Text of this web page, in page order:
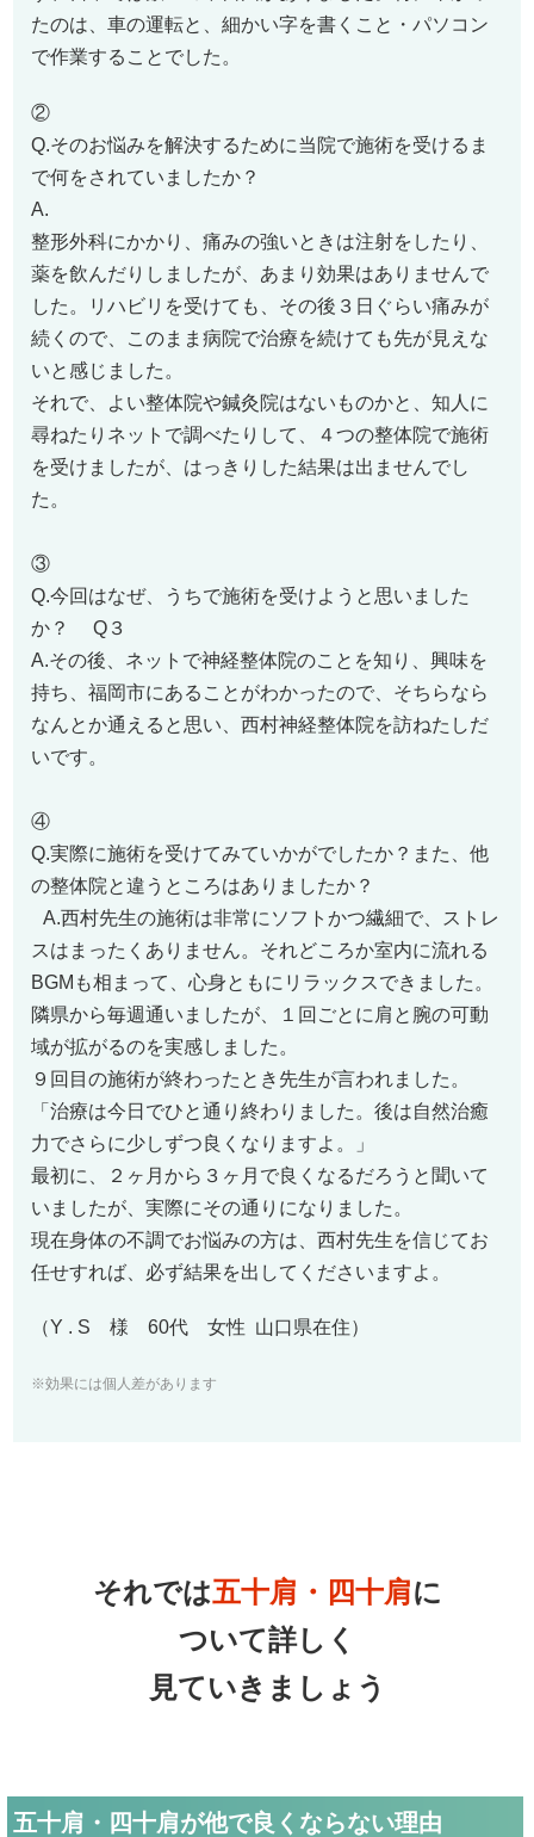
たのは、車の運転と、細かい字を書くこと・パソコン
で作業することでした。
②
Q.そのお悩みを解決するために当院で施術を受けるま
で何をされていましたか？
A.
整形外科にかかり、痛みの強いときは注射をしたり、
薬を飲んだりしましたが、あまり効果はありませんで
した。リハビリを受けても、その後３日ぐらい痛みが
続くので、このまま病院で治療を続けても先が見えな
いと感じました。
それで、よい整体院や鍼灸院はないものかと、知人に
尋ねたりネットで調べたりして、４つの整体院で施術
を受けましたが、はっきりした結果は出ませんでし
た。
③
Q.今回はなぜ、うちで施術を受けようと思いました
か？ Q３
A.その後、ネットで神経整体院のことを知り、興味を
持ち、福岡市にあることがわかったので、そちらなら
なんとか通えると思い、西村神経整体院を訪ねたしだ
いです。
④
Q.実際に施術を受けてみていかがでしたか？また、他
の整体院と違うところはありましたか？
A.西村先生の施術は非常にソフトかつ繊細で、ストレ
スはまったくありません。それどころか室内に流れる
BGMも相まって、心身ともにリラックスできました。
隣県から毎週通いましたが、１回ごとに肩と腕の可動
域が拡がるのを実感しました。
９回目の施術が終わったとき先生が言われました。
「治療は今日でひと通り終わりました。後は自然治癒
力でさらに少しずつ良くなりますよ。」
最初に、２ヶ月から３ヶ月で良くなるだろうと聞いて
いましたが、実際にその通りになりました。
現在身体の不調でお悩みの方は、西村先生を信じてお
任せすれば、必ず結果を出してくださいますよ。
（Y . S 様 60代 女性 山口県在住）
※効果には個人差があります
それでは五十肩・四十肩に
ついて詳しく
見ていきましょう
五十肩・四十肩が他で良くならない理由